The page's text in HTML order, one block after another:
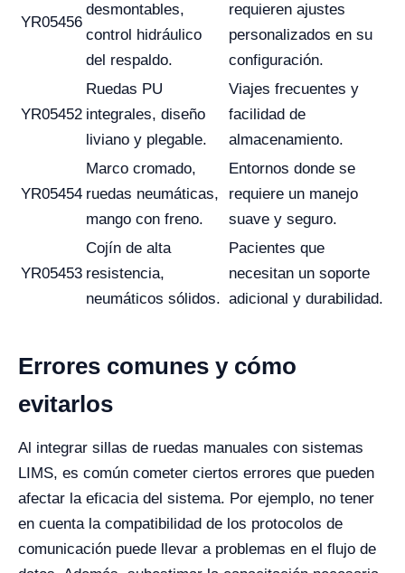
YR05456
desmontables,
control hidráulico
del respaldo.
requieren ajustes
personalizados en su
configuración.
YR05452
Ruedas PU
integrales, diseño
liviano y plegable.
Viajes frecuentes y
facilidad de
almacenamiento.
YR05454
Marco cromado,
ruedas neumáticas,
mango con freno.
Entornos donde se
requiere un manejo
suave y seguro.
YR05453
Cojín de alta
resistencia,
neumáticos sólidos.
Pacientes que
necesitan un soporte
adicional y durabilidad.
Errores comunes y cómo
evitarlos
Al integrar sillas de ruedas manuales con sistemas
LIMS, es común cometer ciertos errores que pueden
afectar la eficacia del sistema. Por ejemplo, no tener
en cuenta la compatibilidad de los protocolos de
comunicación puede llevar a problemas en el flujo de